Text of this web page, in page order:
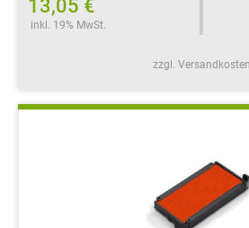
13,05 €
inkl. 19% MwSt.
zzgl. Versandkosten